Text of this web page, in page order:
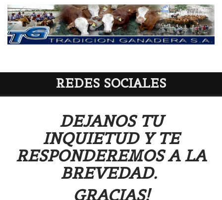
REDES SOCIALES
DEJANOS TU
INQUIETUD Y TE
RESPONDEREMOS A LA
BREVEDAD.
GRACIAS!